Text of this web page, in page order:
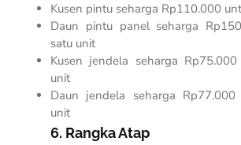
Kusen pintu seharga Rp110.000
Daun pintu panel seharga
satu unit
Kusen jendela seharga
unit
Daun jendela seharga
unit
6. Rangka Atap